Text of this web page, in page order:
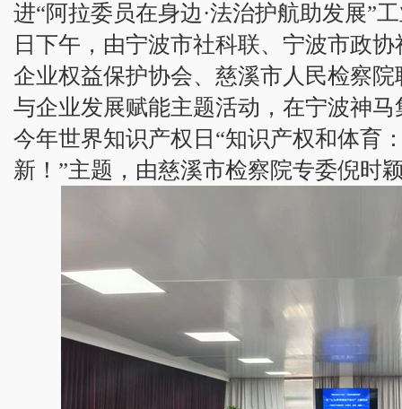
进“阿拉委员在身边·法治护航助发展”
日下午，由宁波市社科联、宁波市政
企业权益保护协会、慈溪市人民检察
与企业发展赋能主题活动，在宁波神
今年世界知识产权日“知识产权和体育
新！”主题，由慈溪市检察院专委倪时